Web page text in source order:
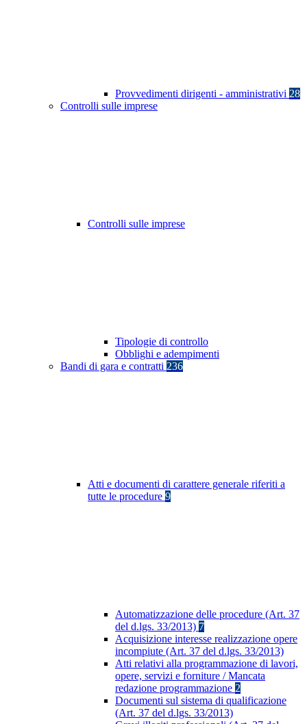
Provvedimenti dirigenti - amministrativi 28
Controlli sulle imprese
Controlli sulle imprese
Tipologie di controllo
Obblighi e adempimenti
Bandi di gara e contratti 236
Atti e documenti di carattere generale riferiti a
tutte le procedure 9
Automatizzazione delle procedure (Art. 37
del d.lgs. 33/2013) 7
Acquisizione interesse realizzazione opere
incompiute (Art. 37 del d.lgs. 33/2013)
Atti relativi alla programmazione di lavori,
opere, servizi e forniture / Mancata
redazione programmazione 2
Documenti sul sistema di qualificazione
(Art. 37 del d.lgs. 33/2013)